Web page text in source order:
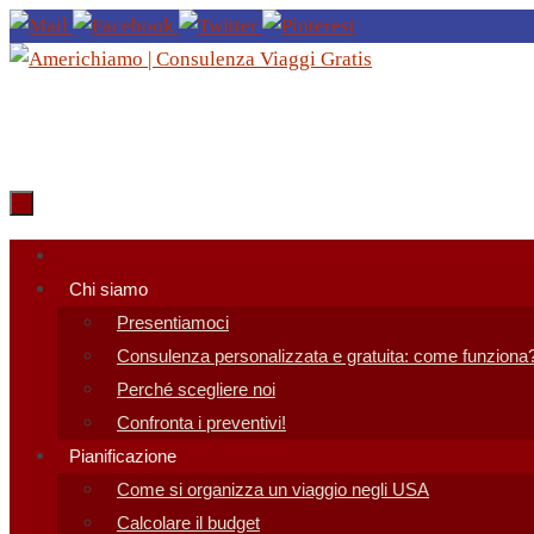
Salta
al
Salta
contenuto
Chi siamo
Presentiamoci
Consulenza personalizzata e gratuita: come
Perché scegliere noi
Confronta i preventivi!
Pianificazione
Come si organizza un viaggio negli USA
Calcolare il budget